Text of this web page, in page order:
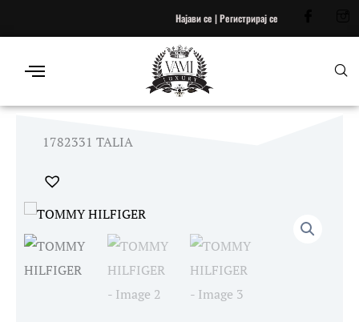
to
Најави се | Регистрирај се
1782331 TALIA